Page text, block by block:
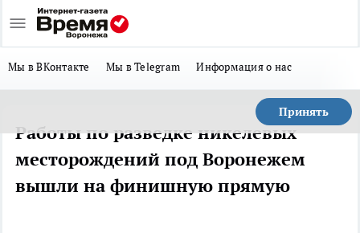
Мы в ВКонтакте Мы в Telegram Информация о нас
Принять
Работы по разведке никелевых
месторождений под Воронежем
вышли на финишную прямую